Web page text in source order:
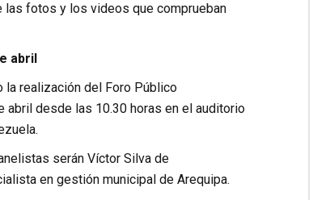
las fotos y los videos que comprueban
abril
la realización del Foro Público
abril desde las 10.30 horas en el auditorio
serán Víctor Silva de
en gestión municipal de Arequipa.